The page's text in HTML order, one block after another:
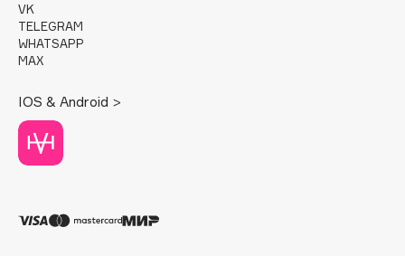
d'Alba
DABO
DARLING*
Deonica
Dessange
Divage
VK
TELEGRAM
WHATSAPP
MAX
IOS & Android >